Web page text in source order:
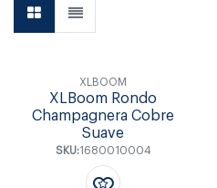
XLBOOM
XLBoom Rondo
Champagnera Cobre
Suave
SKU:1680010004